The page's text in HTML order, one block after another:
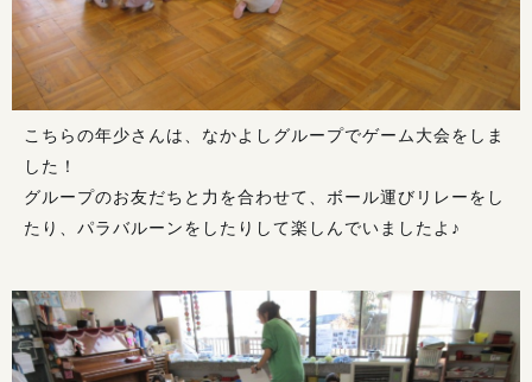
こちらの年少さんは、なかよしグループでゲーム大会をしま
した！
グループのお友だちと力を合わせて、ボール運びリレーをし
たり、パラバルーンをしたりして楽しんでいましたよ♪